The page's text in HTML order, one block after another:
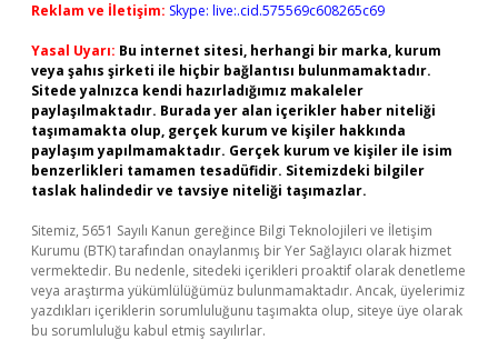
Reklam ve İletişim: Skype: live:.cid.575569c608265c69
Yasal Uyarı: Bu internet sitesi, herhangi bir marka, kurum
veya şahıs şirketi ile hiçbir bağlantısı bulunmamaktadır.
Sitede yalnızca kendi hazırladığımız makaleler
paylaşılmaktadır. Burada yer alan içerikler haber niteliği
taşımamakta olup, gerçek kurum ve kişiler hakkında
paylaşım yapılmamaktadır. Gerçek kurum ve kişiler ile isim
benzerlikleri tamamen tesadüfidir. Sitemizdeki bilgiler
taslak halindedir ve tavsiye niteliği taşımazlar.
Sitemiz, 5651 Sayılı Kanun gereğince Bilgi Teknolojileri ve İletişim
Kurumu (BTK) tarafından onaylanmış bir Yer Sağlayıcı olarak hizmet
vermektedir. Bu nedenle, sitedeki içerikleri proaktif olarak denetleme
veya araştırma yükümlülüğümüz bulunmamaktadır. Ancak, üyelerimiz
yazdıkları içeriklerin sorumluluğunu taşımakta olup, siteye üye olarak
bu sorumluluğu kabul etmiş sayılırlar.